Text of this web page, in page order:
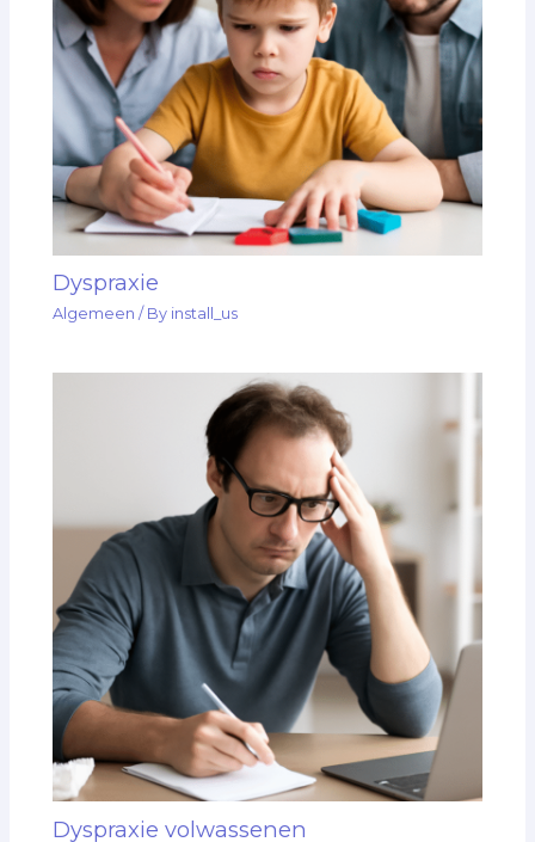
Dyspraxie
Algemeen / By install_us
Dyspraxie volwassenen